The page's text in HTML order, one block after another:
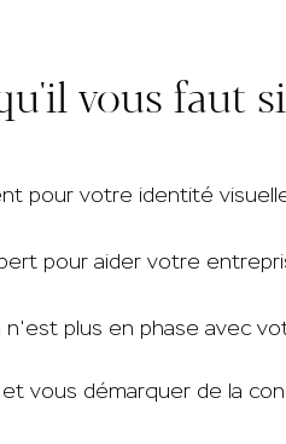
vous faut
pour votre identité
pour aider votre
plus en phase avec
vous démarquer de la